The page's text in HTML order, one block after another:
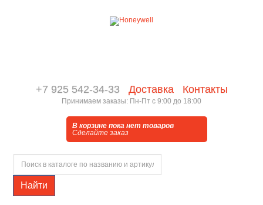
+7 925 542-34-33 Доставка Контакты
Принимаем заказы: Пн-Пт с 9:00 до 18:00
В корзине пока нет товаров
Сделайте заказ
Найти